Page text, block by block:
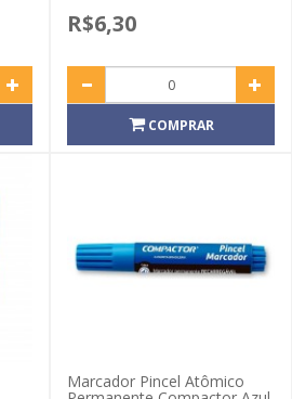
R$6,30
COMPRAR
Marcador Pincel Atômico